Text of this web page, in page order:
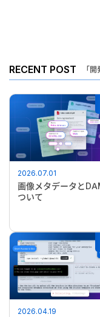
RECENT POST 「
2026.07.01
画像メタデータと
ついて
2026.04.19